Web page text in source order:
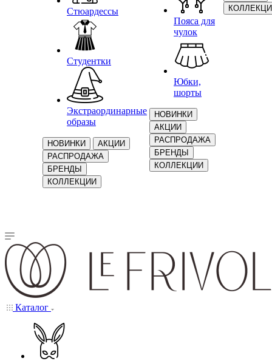
Стюардессы
Студентки
Экстраординарные
образы
НОВИНКИ
АКЦИИ
РАСПРОДАЖА
БРЕНДЫ
КОЛЛЕКЦИИ
Пояса для
чулок
Юбки,
шорты
НОВИНКИ
АКЦИИ
РАСПРОДАЖА
БРЕНДЫ
КОЛЛЕКЦИИ
Каталог